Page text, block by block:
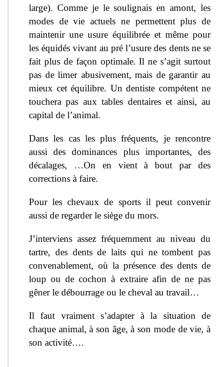
large). Comme je le soulignais en amont, les
modes de vie actuels ne permettent plus de
maintenir une usure équilibrée et même pour
les équidés vivant au pré l’usure des dents ne se
fait plus de façon optimale. Il ne s’agit surtout
pas de limer abusivement, mais de garantir au
mieux cet équilibre. Un dentiste compétent ne
touchera pas aux tables dentaires et ainsi, au
capital de l’animal.
Dans les cas les plus fréquents, je rencontre
aussi des dominances plus importantes, des
décalages, …On en vient à bout par des
corrections à faire.
Pour les chevaux de sports il peut convenir
aussi de regarder le siège du mors.
J’interviens assez fréquemment au niveau du
tartre, des dents de laits qui ne tombent pas
convenablement, où la présence des dents de
loup ou de cochon à extraire afin de ne pas
gêner le débourrage ou le cheval au travail…
Il faut vraiment s’adapter à la situation de
chaque animal, à son âge, à son mode de vie, à
son activité….